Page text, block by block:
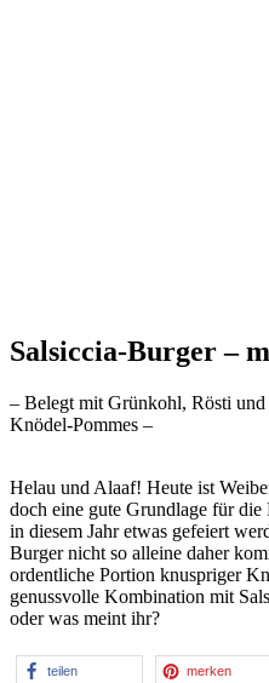
Salsiccia-Burger –
– Belegt mit Grünkohl, Rösti und
Knödel-Pommes –
Helau und Alaaf! Heute ist
doch eine gute Grundlage für die
in diesem Jahr etwas gefeiert
Burger nicht so alleine daher
ordentliche Portion knuspriger
genussvolle Kombination mit
oder was meint ihr?
teilen merken